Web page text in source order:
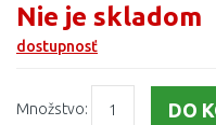
Nie je skladom
dostupnosť
Množstvo: